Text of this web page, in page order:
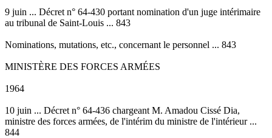
9 juin ... Décret n° 64-430 portant nomination d'un juge intérimaire
au tribunal de Saint-Louis ... 843
Nominations, mutations, etc., concernant le personnel ... 843
MINISTÈRE DES FORCES ARMÉES
1964
10 juin ... Décret n° 64-436 chargeant M. Amadou Cissé Dia,
ministre des forces armées, de l'intérim du ministre de l'intérieur ...
844